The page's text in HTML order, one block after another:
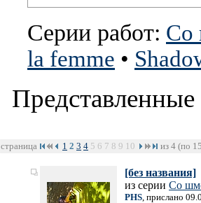
Серии работ: Со
la femme •
страница 1 2 3 4 5 6 7 8 9 10 из 4 (по
[без названия]
из серии Со
PHS, прислано